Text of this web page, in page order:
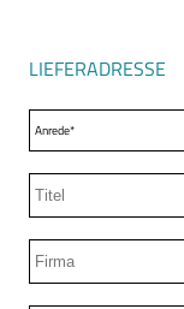
LIEFERADRESSE
Anrede*